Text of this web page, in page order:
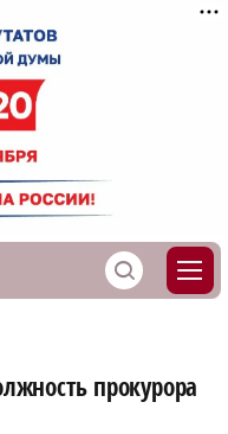
S
прокурора